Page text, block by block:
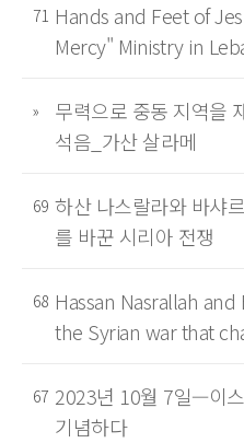
71 Hands and Feet of
Mercy" Ministry in
»
무력으로 중동 지역을
석음_가산 살라메
69 하산 나스랄라와 바샤
를 바꾼 시리아 전쟁
68 Hassan Nasrallah and
the Syrian war that
67 2023년 10월 7일—이
기념하다